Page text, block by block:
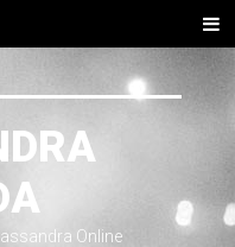
Online